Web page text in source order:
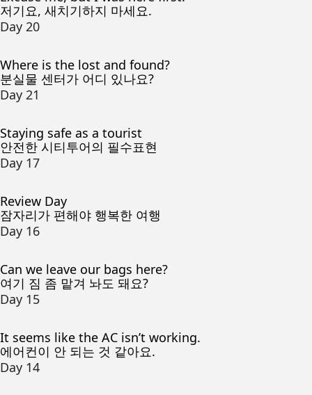
저기요, 새치기하지 마세요.
Day 20
Where is the lost and found?
분실물 센터가 어디 있나요?
Day 21
Staying safe as a tourist
안전한 시티투어의 필수표현
Day 17
Review Day
잠자리가 편해야 행복한 여행
Day 16
Can we leave our bags here?
여기 짐 좀 맡겨 놔도 돼요?
Day 15
It seems like the AC isn’t working.
에어컨이 안 되는 것 같아요.
Day 14